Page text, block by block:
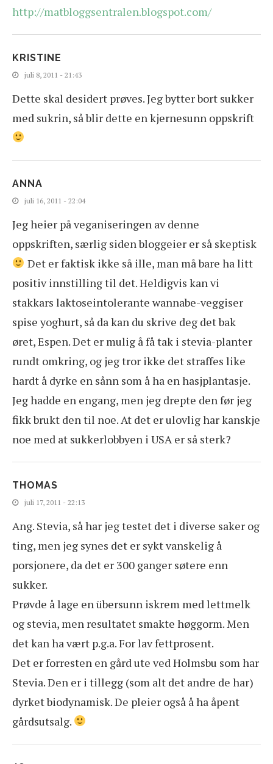
http://matbloggsentralen.blogspot.com/
KRISTINE
juli 8, 2011 - 21:43
Dette skal desidert prøves. Jeg bytter bort sukker
med sukrin, så blir dette en kjernesunn oppskrift
ANNA
juli 16, 2011 - 22:04
Jeg heier på veganiseringen av denne
oppskriften, særlig siden bloggeier er så skeptisk
Det er faktisk ikke så ille, man må bare ha litt
positiv innstilling til det. Heldigvis kan vi
stakkars laktoseintolerante wannabe-veggiser
spise yoghurt, så da kan du skrive deg det bak
øret, Espen. Det er mulig å få tak i stevia-planter
rundt omkring, og jeg tror ikke det straffes like
hardt å dyrke en sånn som å ha en hasjplantasje.
Jeg hadde en engang, men jeg drepte den før jeg
fikk brukt den til noe. At det er ulovlig har kanskje
noe med at sukkerlobbyen i USA er så sterk?
THOMAS
juli 17, 2011 - 22:13
Ang. Stevia, så har jeg testet det i diverse saker og
ting, men jeg synes det er sykt vanskelig å
porsjonere, da det er 300 ganger søtere enn
sukker.
Prøvde å lage en übersunn iskrem med lettmelk
og stevia, men resultatet smakte høggorm. Men
det kan ha vært p.g.a. For lav fettprosent.
Det er forresten en gård ute ved Holmsbu som har
Stevia. Den er i tillegg (som alt det andre de har)
dyrket biodynamisk. De pleier også å ha åpent
gårdsutsalg.